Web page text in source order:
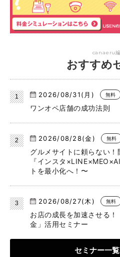
canaeru
おすすめ
2026/08/31(月) 無料
ワンオペ店舗の成功法則
2026/08/28(金) 無料
グルメサイトに頼らない
『インスタ
トを最小化へ！〜
2026/08/27(木) 無料
お店の成長を加速させる
金」活用セミナー
セミナー一